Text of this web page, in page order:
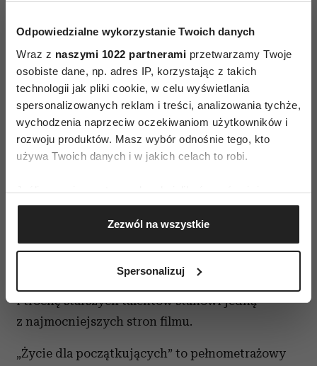
Odpowiedzialne wykorzystanie Twoich danych
Wraz z naszymi 1022 partnerami przetwarzamy Twoje
osobiste dane, np. adres IP, korzystając z takich
technologii jak pliki cookie, w celu wyświetlania
spersonalizowanych reklam i treści, analizowania tychże,
wychodzenia naprzeciw oczekiwaniom użytkowników i
rozwoju produktów. Masz wybór odnośnie tego, kto
używa Twoich danych i w jakich celach to robi.
Jeśli wyrazisz na to zgodę, chcielibyśmy również:
Gromadzić dane dotyczące Twojej lokalizacji
geograficznej z dokładnością nawet do kilku metrów
Identyfikować Twoje urządzenie, aktywnie
(fingerprinting, czyli wirtualny odcisk palca)
dane są przetwarzane oraz ustaw własne preferencje w
sekcji szczegółów
zmienić lub wycofać swoją zgodę w dowolnej chwili.
Zezwól na wszystkie
Spersonalizuj
Moni można zobaczyćMagdalenę Maścianicę ,
Czarka graMichał Sikorski, którego większość
widzów kojarzy zapewne z brawurowo odegranej
roli księdza Jakuba w serialu „1670”. W wampira
Mirka wciela się natomiastBartłomiej
Kotschedoff
, czyli m.in. Trepa z serialu
pojawiają się również: Małgorzata
Rożniatowska, Wojciech Machnicki, Jolanta
Połączenie tych młodszych, jak
i trochę starszych talentów stanowi jedną
z najmocniejszych stron filmu.
„Życie dla początkujących” to pełnometrażowy